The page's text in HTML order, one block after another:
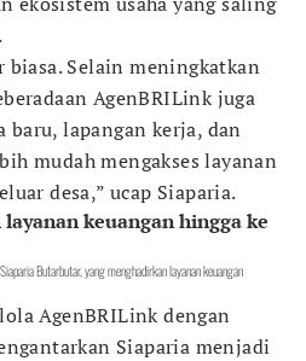
Selain meningkatkan
AgenBRILink juga
baru, lapangan kerja, dan
mudah mengakses layanan
desa,” ucap Siaparia.
keuangan hingga ke
Butarbutar, yang menghadirkan layanan keuangan
AgenBRILink dengan
Siaparia menjadi